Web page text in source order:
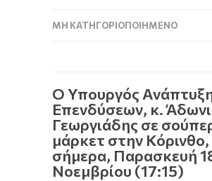
ΜΗ ΚΑΤΗΓΟΡΙΟΠΟΙΗΜΈΝΟ
Ο Υπουργός
Επενδύσεων, κ.
Γεωργιάδης σε
μάρκετ στην Κόρινθο,
σήμερα, Παρασκευή
Νοεμβρίου (17:15)